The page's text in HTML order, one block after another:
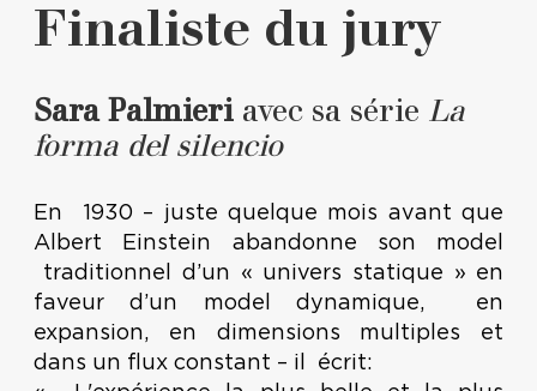
Finaliste du jury
Sara Palmieriavec sa série La
forma del silencio
En 1930 – juste quelque mois avant que
Albert Einstein abandonne son model
traditionnel d’un « univers statique » en
faveur d’un model dynamique, en
expansion, en dimensions multiples et
dans un flux constant – il écrit: